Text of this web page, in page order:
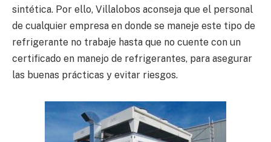
sintética. Por ello, Villalobos aconseja que el personal
de cualquier empresa en donde se maneje este tipo de
refrigerante no trabaje hasta que no cuente con un
certificado en manejo de refrigerantes, para asegurar
las buenas prácticas y evitar riesgos.